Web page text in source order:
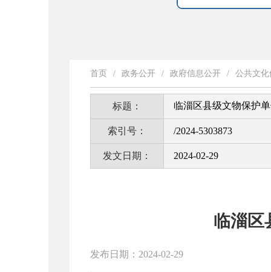
首页 / 政务公开 / 政府信息公开 / 公共文化
标题： 临淄区县级文物保护
索引号： /2024-5303873
发文日期： 2024-02-29
临淄区
发布日期：2024-02-29